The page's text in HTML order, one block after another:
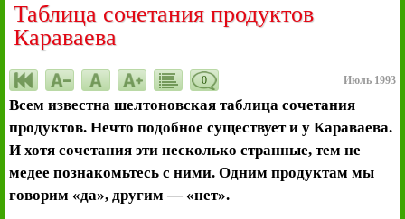
Таблица сочетания продуктов
Караваева
0 Июль 1993
Всем известна шелтоновская таблица сочетания
продуктов. Нечто подобное существует и у Караваева.
И хотя сочетания эти несколько странные, тем не
медее познакомьтесь с ними. Одним продуктам мы
говорим «да», другим — «нет».